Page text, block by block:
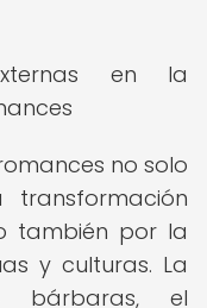
en la
no solo
también por la
y culturas. La
bárbaras, el